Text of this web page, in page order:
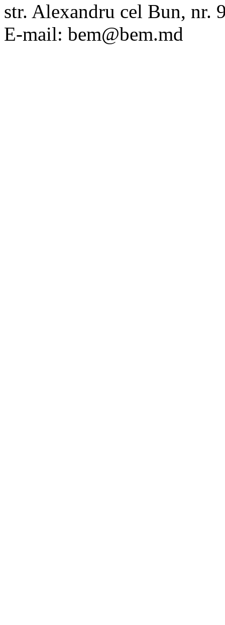
str. Alexandru cel Bun, nr.
E-mail: bem@bem.md